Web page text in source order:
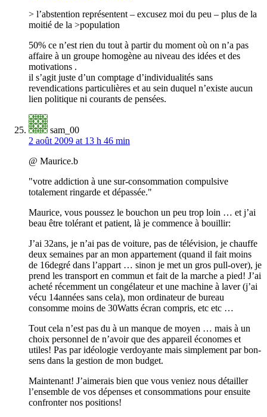
> l’abstention représentent – excusez moi du peu – plus de la
moitié de la >population
50% ce n’est rien du tout à partir du moment où on n’a pas
affaire à un groupe homogène au niveau des idées et des
motivations .
il s’agit juste d’un comptage d’individualités sans
revendications particulières et au sein duquel n’existe aucun
lien politique ni courants de pensées.
sam_00
2 août 2009 at 13 h 46 min
@ Maurice.b
"votre addiction à une sur-consommation compulsive
totalement ringarde et dépassée."
Maurice, vous poussez le bouchon un peu trop loin … et j’ai
beau être tolérant et patient, là je commence à bouillir:
J’ai 32ans, je n’ai pas de voiture, pas de télévision, je chauffe
deux semaines par an mon appartement (quand il fait moins
de 16degré dans l’appart … sinon je met un gros pull-over), je
prend les transport en commun et fait de la marche a pied! J’ai
acheté récemment un congélateur et une machine à laver (j’ai
vécu 14années sans cela), mon ordinateur de bureau
consomme moins de 30Watts écran compris, etc etc …
Tout cela n’est pas du à un manque de moyen … mais à un
choix personnel de n’avoir que des appareil économes et
utiles! Pas par idéologie verdoyante mais simplement par bon-
sens dans la gestion de mon budget.
Maintenant! J’aimerais bien que vous veniez nous détailler
l’ensemble de vos dépenses et consommations pour ensuite
confronter nos positions!